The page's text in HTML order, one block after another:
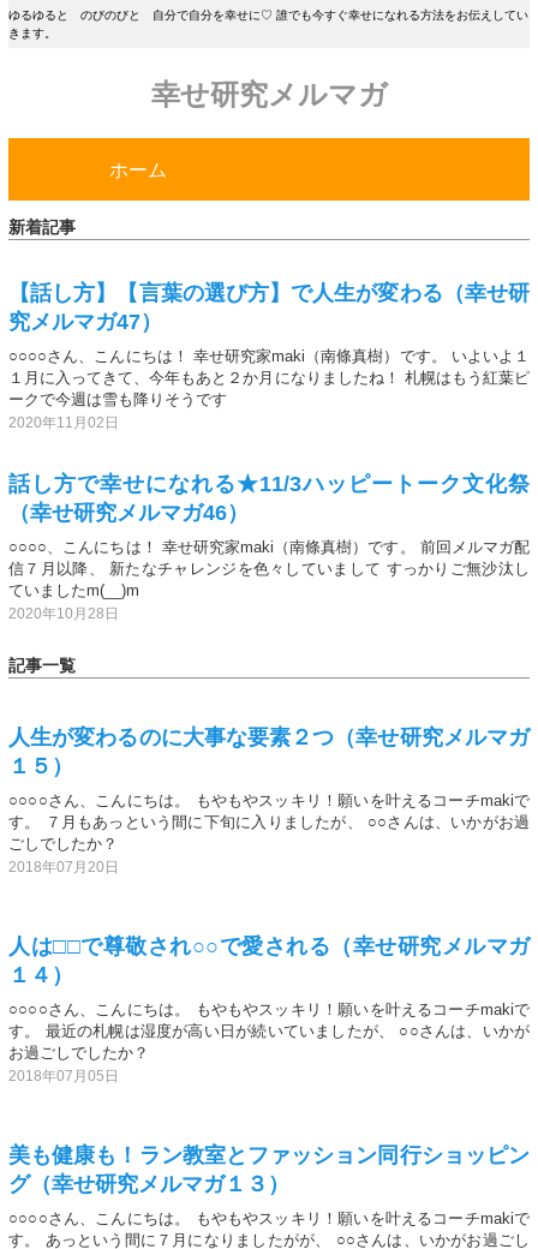
ゆるゆると のびのびと 自分で自分を幸せに♡ 誰でも今すぐ幸せになれる方法をお伝えしてい
きます。
幸せ研究メルマガ
ホーム
新着記事
【話し方】【言葉の選び方】で人生が変わる（幸せ研
究メルマガ47）
○○○○さん、こんにちは！ 幸せ研究家maki（南條真樹）です。 いよいよ１
１月に入ってきて、今年もあと２か月になりましたね！ 札幌はもう紅葉ピ
ークで今週は雪も降りそうです
2020年11月02日
話し方で幸せになれる★11/3ハッピートーク文化祭
（幸せ研究メルマガ46）
○○○○、こんにちは！ 幸せ研究家maki（南條真樹）です。 前回メルマガ配
信７月以降、 新たなチャレンジを色々していまして すっかりご無沙汰し
ていましたm(__)m
2020年10月28日
記事一覧
人生が変わるのに大事な要素２つ（幸せ研究メルマガ
１５）
○○○○さん、こんにちは。 もやもやスッキリ！願いを叶えるコーチmakiで
す。 ７月もあっという間に下旬に入りましたが、 ○○さんは、いかがお過
ごしでしたか？
2018年07月20日
人は□□で尊敬され○○で愛される（幸せ研究メルマガ
１４）
○○○○さん、こんにちは。 もやもやスッキリ！願いを叶えるコーチmakiで
す。 最近の札幌は湿度が高い日が続いていましたが、 ○○さんは、いかが
お過ごしでしたか？
2018年07月05日
美も健康も！ラン教室とファッション同行ショッピン
グ（幸せ研究メルマガ１３）
○○○○さん、こんにちは。 もやもやスッキリ！願いを叶えるコーチmakiで
す。 あっという間に７月になりましたがが、 ○○さんは、いかがお過ごし